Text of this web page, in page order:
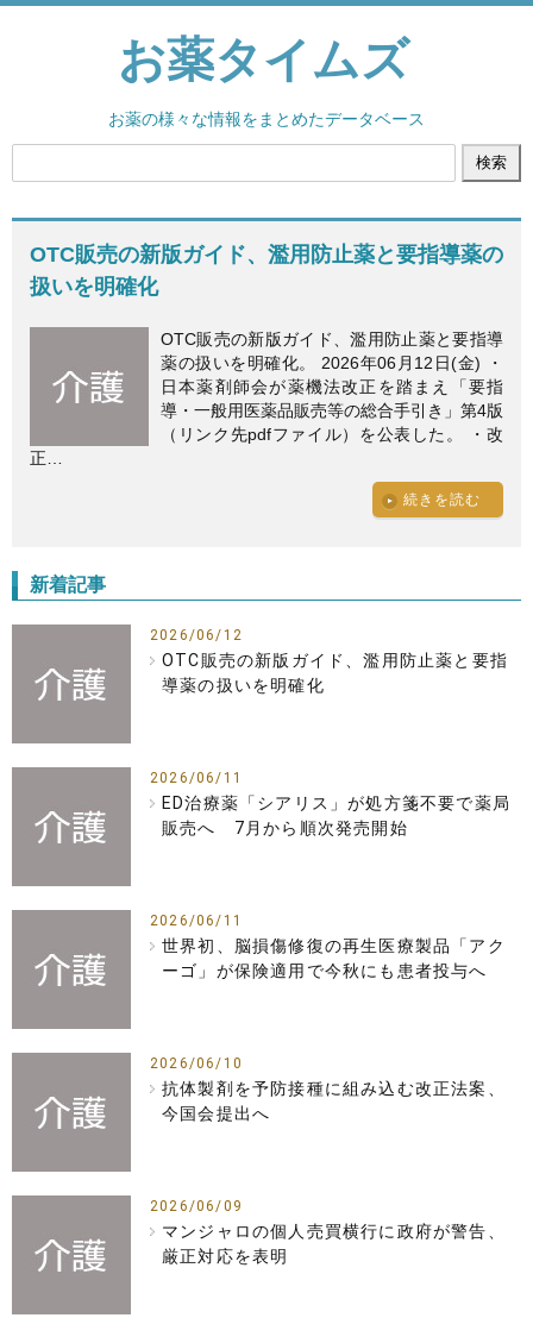
お薬タイムズ
お薬の様々な情報をまとめたデータベース
OTC販売の新版ガイド、濫用防止薬と要指導薬の
扱いを明確化
OTC販売の新版ガイド、濫用防止薬と要指導
薬の扱いを明確化。 2026年06月12日(金) ・
日本薬剤師会が薬機法改正を踏まえ「要指
導・一般用医薬品販売等の総合手引き」第4版
（リンク先pdfファイル）を公表した。 ・改
正…
続きを読む
新着記事
2026/06/12
OTC販売の新版ガイド、濫用防止薬と要指
導薬の扱いを明確化
2026/06/11
ED治療薬「シアリス」が処方箋不要で薬局
販売へ 7月から順次発売開始
2026/06/11
世界初、脳損傷修復の再生医療製品「アク
ーゴ」が保険適用で今秋にも患者投与へ
2026/06/10
抗体製剤を予防接種に組み込む改正法案、
今国会提出へ
2026/06/09
マンジャロの個人売買横行に政府が警告、
厳正対応を表明